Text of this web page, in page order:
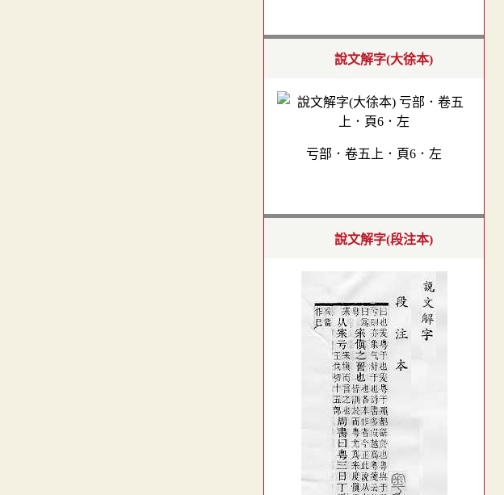
說文解字(大徐本)
亏部．卷五上．頁6．左
說文解字(段注本)